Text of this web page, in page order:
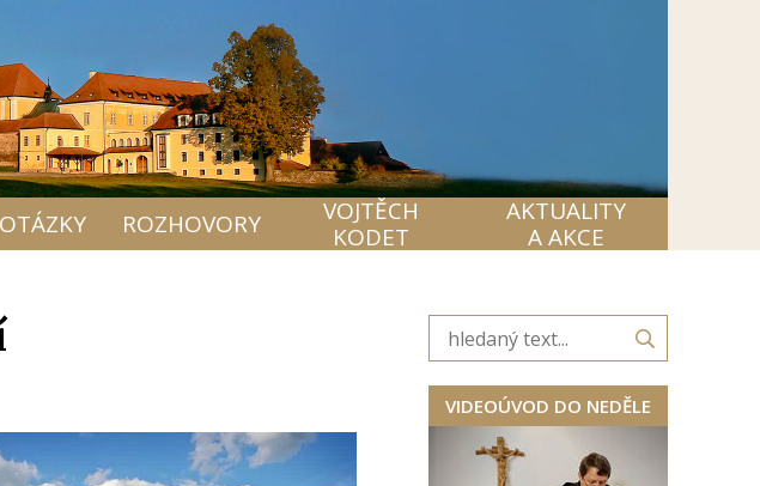
OTÁZKY ROZHOVORY
VOJTĚCH
KODET
AKTUALITY
A AKCE
VIDEOÚVOD DO NEDĚLE